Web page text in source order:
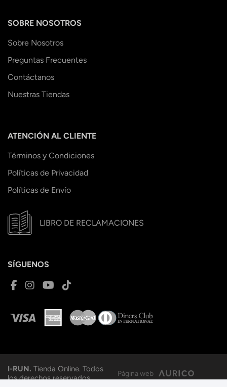
SOBRE NOSOTROS
Sobre Nosotros
Preguntas Frecuentes
Contáctanos
Nuestras Tiendas
ATENCIÓN AL CLIENTE
Términos y Condiciones
Políticas de Privacidad
Políticas de Envío
LIBRO DE RECLAMACIONES
SÍGUENOS
I-RUN. Tienda Online. Todos
los derechos reservados.
Página web